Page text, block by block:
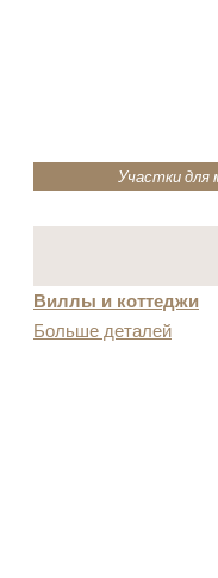
Участки для
Виллы и коттеджи
Больше деталей